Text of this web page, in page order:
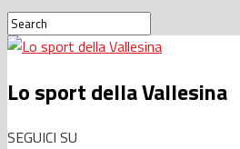
Lo sport della Vallesina
SEGUICI SU